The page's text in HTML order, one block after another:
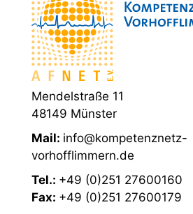
Mendelstraße 11
48149 Münster
Mail: info@kompetenznetz-
vorhofflimmern.de
Tel.: +49 (0)251 27600160
Fax: +49 (0)251 27600179